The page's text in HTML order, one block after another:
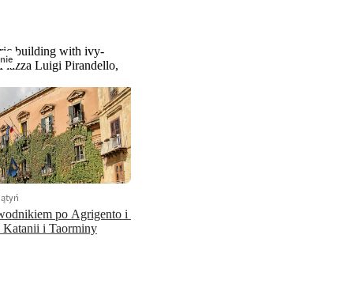
building with ivy-
Luigi Pirandello,
po Agrigento i
Katanii i Taorminy